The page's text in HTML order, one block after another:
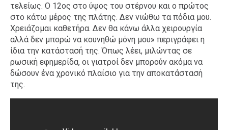
τελείως. Ο 12ος στο ύψος του στέρνου και ο πρώτος
στο κάτω μέρος της πλάτης. Δεν νιώθω τα πόδια μου.
Χρειάζομαι καθετήρα. Δεν θα κάνω άλλα χειρουργία
αλλά δεν μπορώ να κουνηθώ μόνη μου» περιγράφει η
ίδια την κατάστασή της. Όπως λέει, μιλώντας σε
ρωσική εφημερίδα, οι γιατροί δεν μπορούν ακόμα να
δώσουν ένα χρονικό πλαίσιο για την αποκατάστασή
της.